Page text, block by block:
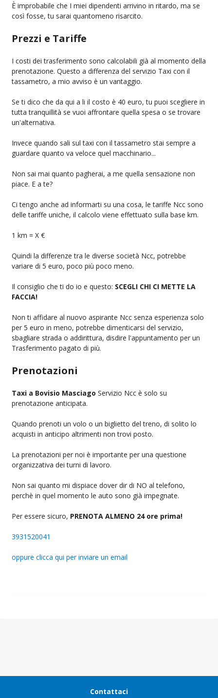
È improbabile che I miei dipendenti arrivino in ritardo, ma se
così fosse, tu sarai quantomeno risarcito.
Prezzi e Tariffe
I costi dei trasferimento sono calcolabili già al momento della
prenotazione. Questo a differenza del servizio Taxi con il
tassametro, a mio avviso è un vantaggio.
Se ti dico che da qui a li il costo è 40 euro, tu puoi scegliere in
tutta tranquillità se vuoi affrontare quella spesa o se trovare
un'alternativa.
Invece quando sali sul taxi con il tassametro stai sempre a
guardare quanto va veloce quel macchinario...
Non sai mai quanto pagherai, a me quella sensazione non
piace. E a te?
Ci tengo anche ad informarti su una cosa, le tariffe Ncc sono
delle tariffe uniche, il calcolo viene effettuato sulla base km.
1 km = X €
Quindi la differenze tra le diverse società Ncc, potrebbe
variare di 5 euro, poco più poco meno.
Il consiglio che ti do io e questo: SCEGLI CHI CI METTE LA
FACCIA!
Non ti affidare al nuovo aspirante Ncc senza esperienza solo
per 5 euro in meno, potrebbe dimenticarsi del servizio,
sbagliare strada o addirittura, disdire l'appuntamento per un
Trasferimento pagato di più.
Prenotazioni
Taxi a Bovisio Masciago Servizio Ncc è solo su
prenotazione anticipata.
Quando prenoti un volo o un biglietto del treno, di solito lo
acquisti in anticipo altrimenti non trovi posto.
La prenotazioni per noi è importante per una questione
organizzativa dei turni di lavoro.
Non sai quanto mi dispiace dover dir di NO al telefono,
perchè in quel momento le auto sono già impegnate.
Per essere sicuro, PRENOTA ALMENO 24 ore prima!
3931520041
oppure clicca qui per inviare un email
Contattaci